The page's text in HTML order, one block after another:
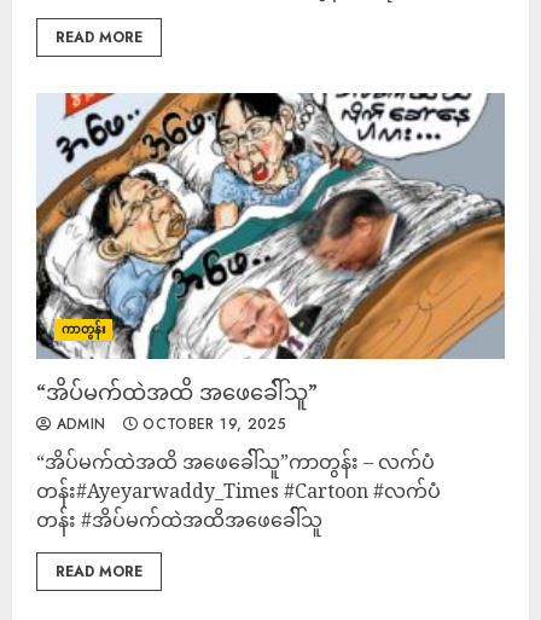
READ MORE
ကာတွန်း
“အိပ်မက်ထဲအထိ အဖေခေါ်််သူ”
ADMIN OCTOBER 19, 2025
“အိပ်မက်ထဲအထိ အဖေခေါ်််သူ”ကာတွန်း – လက်ပံ
တန်း#Ayeyarwaddy_Times #Cartoon #လက်ပံ
တန်း #အိပ်မက်ထဲအထိအဖေခေါ်််သူ
READ MORE